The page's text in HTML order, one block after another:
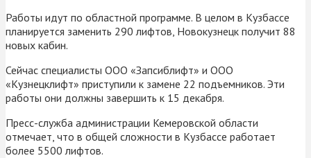
Работы идут по областной программе. В целом в Кузбассе
планируется заменить 290 лифтов, Новокузнецк получит 88
новых кабин.
Сейчас специалисты ООО «Запсиблифт» и ООО
«Кузнецклифт» приступили к замене 22 подъемников. Эти
работы они должны завершить к 15 декабря.
Пресс-служба администрации Кемеровской области
отмечает, что в общей сложности в Кузбассе работает
более 5500 лифтов.